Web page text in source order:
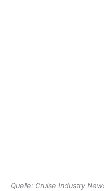
Quelle: Cruise Industry